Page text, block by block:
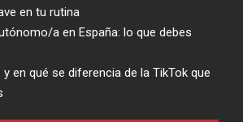
en tu rutina
a en España: lo que debes
en qué se diferencia de la TikTok que